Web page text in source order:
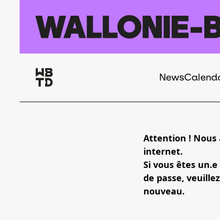
Navigation
News
Attention ! Nous
internet.
Si vous êtes
de passe,
nouveau.